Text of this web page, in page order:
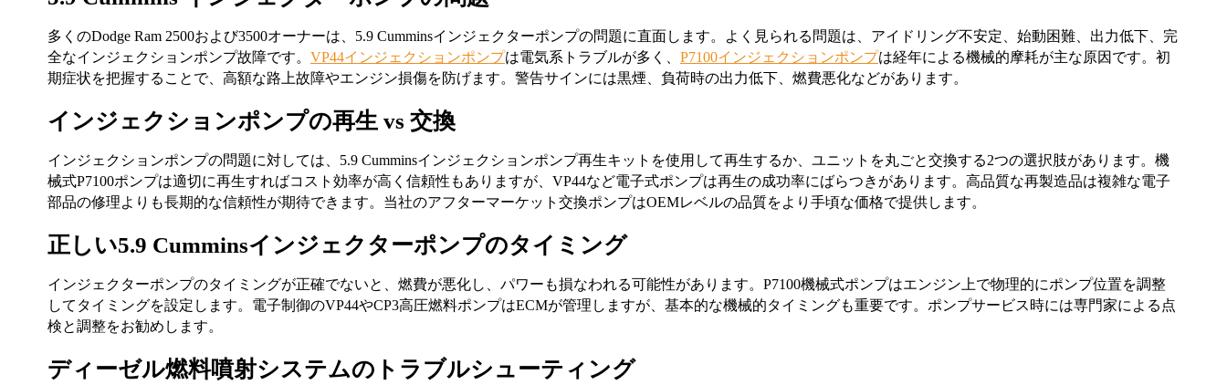
多くのDodge Ram 2500および3500オーナーは、5.9 Cumminsインジェクターポンプの問題に直面します。よく見られる問題は、アイドリング不安定、始動困難、出力低下、完
全なインジェクションポンプ故障です。 VP44インジェクションポンプは電気系トラブルが多く、 P7100インジェクションポンプは経年による機械的摩耗が主な原因です。初
期症状を把握することで、高額な路上故障やエンジン損傷を防げます。警告サインには黒煙、負荷時の出力低下、燃費悪化などがあります。
インジェクションポンプの再生 vs 交換
インジェクションポンプの問題に対しては、5.9 Cumminsインジェクションポンプ再生キットを使用して再生するか、ユニットを丸ごと交換する2つの選択肢があります。機
械式P7100ポンプは適切に再生すればコスト効率が高く信頼性もありますが、VP44など電子式ポンプは再生の成功率にばらつきがあります。高品質な再製造品は複雑な電子
部品の修理よりも長期的な信頼性が期待できます。当社のアフターマーケット交換ポンプはOEMレベルの品質をより手頃な価格で提供します。
正しい5.9 Cumminsインジェクターポンプのタイミング
インジェクターポンプのタイミングが正確でないと、燃費が悪化し、パワーも損なわれる可能性があります。P7100機械式ポンプはエンジン上で物理的にポンプ位置を調整
してタイミングを設定します。電子制御のVP44やCP3高圧燃料ポンプはECMが管理しますが、基本的な機械的タイミングも重要です。ポンプサービス時には専門家による点
検と調整をお勧めします。
ディーゼル燃料噴射システムのトラブルシューティング